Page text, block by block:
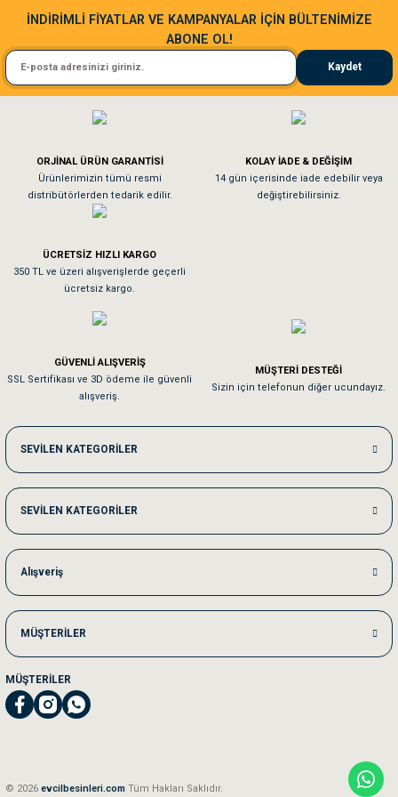
Gönder
Sa**** Ta******
Kedim taze mamaya bayıldı kargo fimrasın da bir sorun yaşadım ve arkadaşlar
El**** Ek******
Köpeğim bayıldı hediyeler için teşekkürler
As**** Tu******
Tavşanım kafesinin kalitesine ve paketlemesine bayıldım
Sa**** On******
Kedilerim beğeniyorlar. Memnunuz. Uygun fiyatta olması iyi.
Me***** Ya******
Akşam verdiğim sipariş bir sonraki gün elime ulaştı. Jack russell köpeğim
Ka***** Ar******
Ufak bir sorun harici sorun olmadı sağolsunlar onuda hemen çözdüler
İNDİRİMLİ FİYATLAR VE KAMPANYALAR İÇİN BÜLTENİMİZE
ABONE OL!
Kaydet
ORJİNAL ÜRÜN GARANTİSİ
Ürünlerimizin tümü resmi
distribütörlerden tedarik edilir.
KOLAY İADE & DEĞİŞİM
14 gün içerisinde iade edebilir veya
değiştirebilirsiniz.
ÜCRETSİZ HIZLI KARGO
350 TL ve üzeri alışverişlerde geçerli
ücretsiz kargo.
GÜVENLİ ALIŞVERİŞ
SSL Sertifikası ve 3D ödeme ile güvenli
alışveriş.
MÜŞTERİ DESTEĞİ
Sizin için telefonun diğer ucundayız.
SEVİLEN KATEGORİLER
SEVİLEN KATEGORİLER
Alışveriş
MÜŞTERİLER
MÜŞTERİLER
© 2026 evcilbesinleri.com Tüm Hakları Saklıdır.